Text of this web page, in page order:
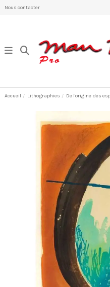
Nous contacter
Accueil Lithographies De l'origine des